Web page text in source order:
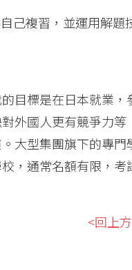
己複習，並運用解題
目標是在日本就業，
外國人更有競爭力等
大型集團旗下的專門
，通常名額有限，考
<回上